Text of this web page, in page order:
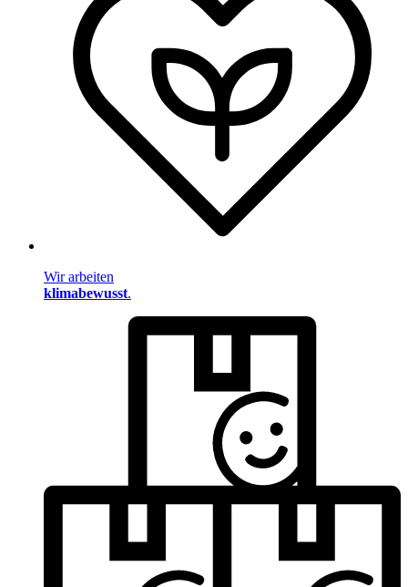
Wir arbeiten
klimabewusst.